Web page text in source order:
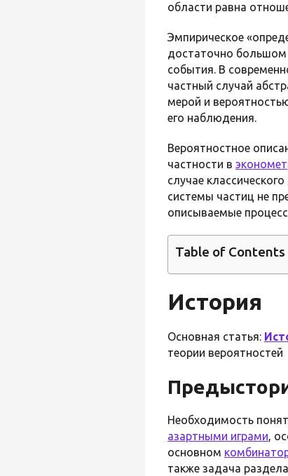
области равна
Эмпирическое
достаточно большом
события. В
частный случай
мерой и
его наблюдения.
Вероятностное
частности в
случае
системы частиц не
описываемые
Table of Contents
История
Основная статья:
теории вероятностей
Необходимость
азартными играми,
основном
также задача